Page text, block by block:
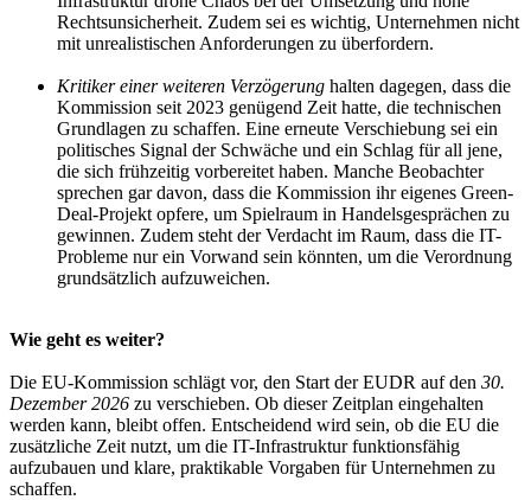
Rechtsunsicherheit. Zudem sei es wichtig, Unternehmen nicht
mit unrealistischen Anforderungen zu überfordern.
Kritiker einer weiteren Verzögerung halten dagegen, dass die
Kommission seit 2023 genügend Zeit hatte, die technischen
Grundlagen zu schaffen. Eine erneute Verschiebung sei ein
politisches Signal der Schwäche und ein Schlag für all jene,
die sich frühzeitig vorbereitet haben. Manche Beobachter
sprechen gar davon, dass die Kommission ihr eigenes Green-
Deal-Projekt opfere, um Spielraum in Handelsgesprächen zu
gewinnen. Zudem steht der Verdacht im Raum, dass die IT-
Probleme nur ein Vorwand sein könnten, um die Verordnung
grundsätzlich aufzuweichen.
Wie geht es weiter?
Die EU-Kommission schlägt vor, den Start der EUDR auf den 30.
Dezember 2026 zu verschieben. Ob dieser Zeitplan eingehalten
werden kann, bleibt offen. Entscheidend wird sein, ob die EU die
zusätzliche Zeit nutzt, um die IT-Infrastruktur funktionsfähig
aufzubauen und klare, praktikable Vorgaben für Unternehmen zu
schaffen.